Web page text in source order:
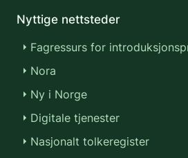
Nyttige nettsteder
Fagressurs for
Nora
Ny i Norge
Digitale tjenester
Nasjonalt tolkeregister